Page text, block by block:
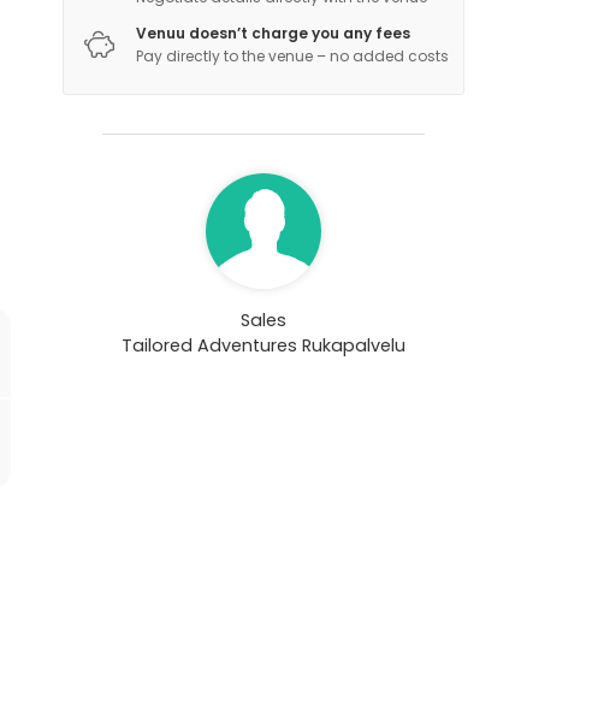
Venuu doesn’t charge you any fees
Pay directly to the venue – no added costs
Sales
Tailored Adventures Rukapalvelu